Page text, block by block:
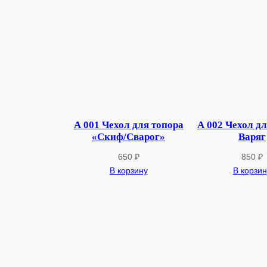
А 001 Чехол для топора
«Скиф/Сварог»
650 ₽
В корзину
А 002 Чехол
Варяг
850 ₽
В